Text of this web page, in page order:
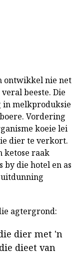
ontwikkel nie net
beeste. Die
in melkproduksie
Vordering
koeie lei
dier te verkort.
ketose raak
die hotel en as
uitdunning
agtergrond:
dier met 'n
dieet van